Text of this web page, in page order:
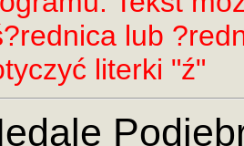
lub
literki "ź"